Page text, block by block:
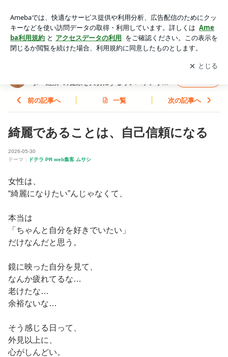
ピスト】 ”心・カラダ・経済”の健康を大切にするリンパケアサ
ロン 京都・城陽
アプリをダウンロードして ブログの更新通知
を受け取りまし
ょう。
開く
ダ・経済”の健康を大切にするリンパケアサロ
前の記事へ 一覧 次の記事へ
綺麗であることは、自己信頼になる
2026-05-30
テーマ：
ドテラ PR web集客 ムサシ
女性は、
“綺麗になりたい”んじゃなくて、
本当は
「ちゃんと自分を好きでいたい」
だけなんだと思う。
鏡に映った自分を見て、
なんか疲れてるな…
老けたな…
余裕ないな…
そう感じる日って、
外見以上に、
心がしんどい。